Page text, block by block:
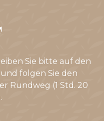
Sie bitte auf den
folgen Sie den
Rundweg (1 Std. 20